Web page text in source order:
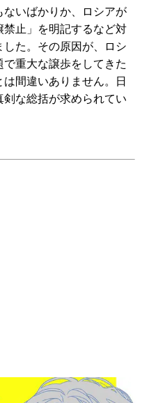
いばかりか、ロシアが
禁止」を明記するなど対
た。その原因が、ロシ
重大な譲歩をしてきた
間違いありません。日
な総括が求められてい